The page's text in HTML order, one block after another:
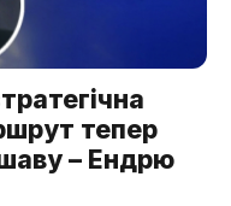
тепер
– Ендрю